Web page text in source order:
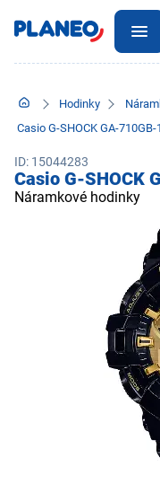
Hodinky
Casio G-SHOCK GA-710GB-
ID: 15044283
Casio G-SHOCK
Náramkové hodinky